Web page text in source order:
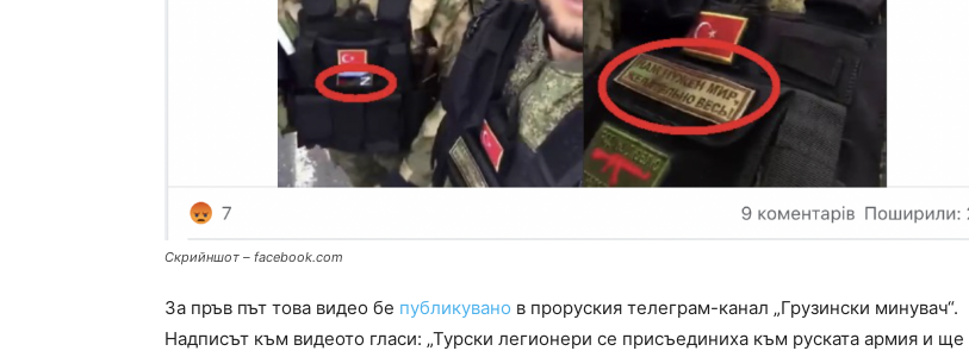
Скрийншот – facebook.com
За пръв път това видео бе публикувано в проруския телеграм-канал „Грузински минувач“.
Надписът към видеото гласи: „Турски легионери се присъединиха към руската армия и ще